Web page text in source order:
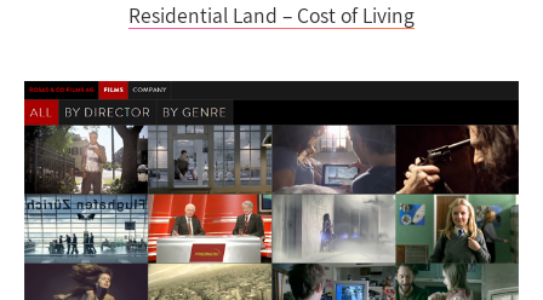
Residential Land – Cost of Living